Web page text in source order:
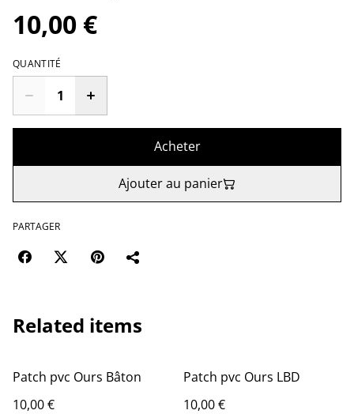
10,00 €
QUANTITÉ
Acheter
Ajouter au panier
PARTAGER
Related items
Patch pvc Ours Bâton
10,00 €
Patch pvc Ours LBD
10,00 €